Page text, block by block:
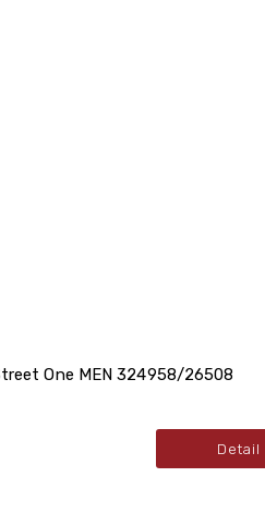
One MEN 324958/26508
Detail